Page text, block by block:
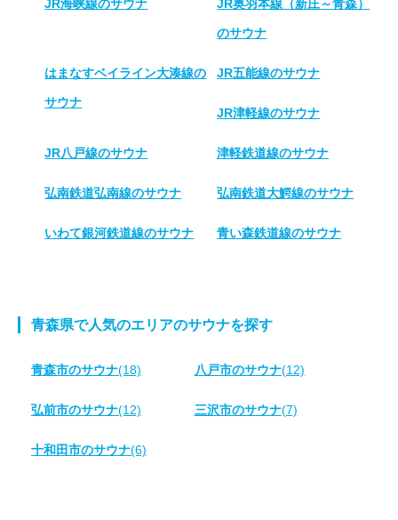
JR海峡線のサウナ JR奥羽本線（新庄～青森）
のサウナ
はまなすベイライン大湊線の
サウナ
JR五能線のサウナ
JR津軽線のサウナ
JR八戸線のサウナ 津軽鉄道線のサウナ
弘南鉄道弘南線のサウナ 弘南鉄道大鰐線のサウナ
いわて銀河鉄道線のサウナ 青い森鉄道線のサウナ
青森県で人気のエリアのサウナを探す
青森市のサウナ(18) 八戸市のサウナ(12)
弘前市のサウナ(12) 三沢市のサウナ(7)
十和田市のサウナ(6)